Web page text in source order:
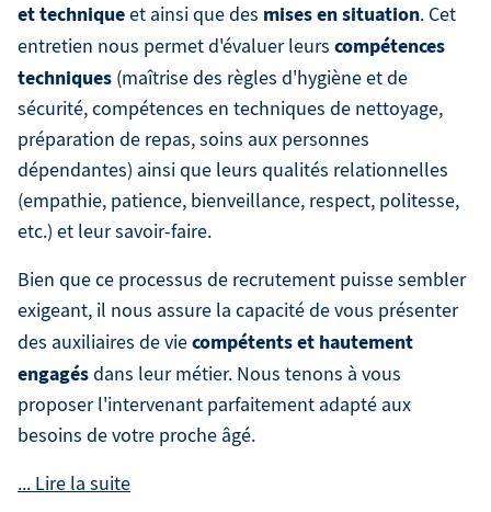
et techniqueet ainsi que des mises en situation. Cet
entretien nous permet d'évaluer leurs compétences
techniques (maîtrise des règles d'hygiène et de
sécurité, compétences en techniques de nettoyage,
préparation de repas, soins aux personnes
dépendantes) ainsi que leurs qualités relationnelles
(empathie, patience, bienveillance, respect, politesse,
etc.) et leur savoir-faire.
Bien que ce processus de recrutement puisse sembler
exigeant, il nous assure la capacité de vous présenter
des auxiliaires de viecompétents et hautement
engagésdans leur métier. Nous tenons à vous
proposer l'intervenant parfaitement adapté aux
besoins de votre proche âgé.